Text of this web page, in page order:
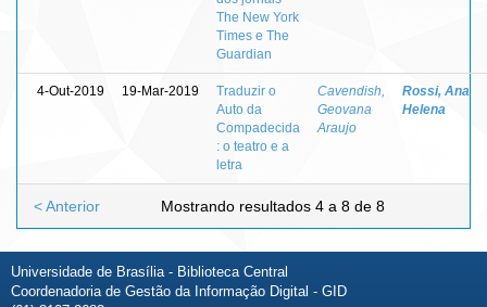
The New York
Times e The
Guardian
4-Out-2019 19-Mar-2019
Traduzir o
Auto da
Compadecida
: o teatro e a
letra
Cavendish,
Geovana
Araujo
Rossi, Ana
Helena
Mostrando resultados 4 a 8 de 8
< Anterior
Universidade de Brasília - Biblioteca Central
Coordenadoria de Gestão da Informação Digital - GID